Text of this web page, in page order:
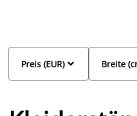
und Materialien. Wir bei JYSK
müssen – daher findest du in

Preis (EUR) Breite